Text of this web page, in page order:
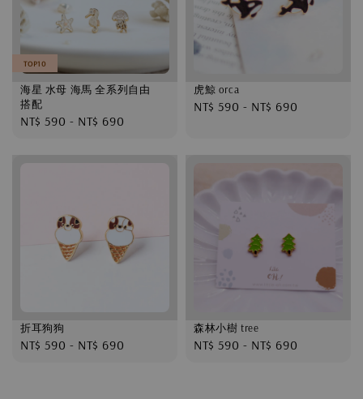
TOP10
海星 水母 海馬 全系列自由
搭配
Regular
NT$ 590 - NT$ 690
虎鯨 orca
Regular
NT$ 590 - NT$ 690
折耳狗狗
Regular
NT$ 590 - NT$ 690
森林小樹 tree
Regular
NT$ 590 - NT$ 690